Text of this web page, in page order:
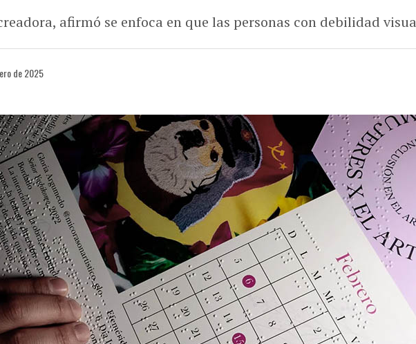
afirmó se enfoca en que las personas con debilidad
de 2025